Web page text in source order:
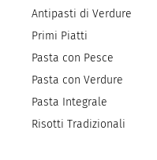
Antipasti di Verdure
Primi Piatti
Pasta con Pesce
Pasta con Verdure
Pasta Integrale
Risotti Tradizionali